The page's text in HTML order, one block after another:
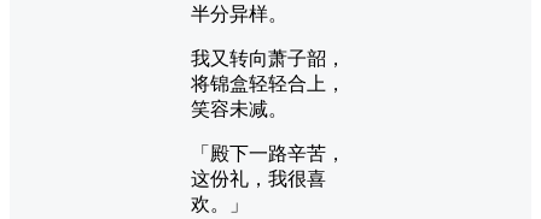
半分异样。
我又转向萧子韶，
将锦盒轻轻合上，
笑容未减。
「殿下一路辛苦，
这份礼，我很喜
欢。」